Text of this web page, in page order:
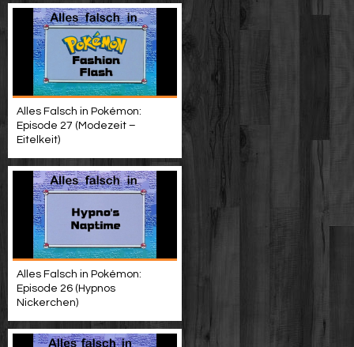
Alles Falsch in Pokémon:
Episode 27 (Modezeit –
Eitelkeit)
Alles Falsch in Pokémon:
Episode 26 (Hypnos
Nickerchen)